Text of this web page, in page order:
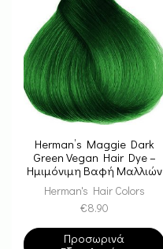
Herman’s Maggie Dark
Green Vegan Hair Dye –
Ημιμόνιμη Βαφή Μαλλιών
Herman's Hair Colors
€8.90
Προσωρινά